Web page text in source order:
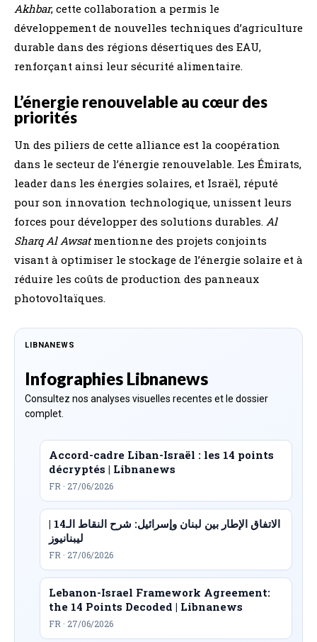
Akhbar, cette collaboration a permis le
développement de nouvelles techniques d’agriculture
durable dans des régions désertiques des EAU,
renforçant ainsi leur sécurité alimentaire.
L’énergie renouvelable au cœur des
priorités
Un des piliers de cette alliance est la coopération
dans le secteur de l’énergie renouvelable. Les Émirats,
leader dans les énergies solaires, et Israël, réputé
pour son innovation technologique, unissent leurs
forces pour développer des solutions durables. Al
Sharq Al Awsatmentionne des projets conjoints
visant à optimiser le stockage de l’énergie solaire et à
réduire les coûts de production des panneaux
photovoltaïques.
LIBNANEWS
Infographies Libnanews
Consultez nos analyses visuelles recentes et le dossier
complet.
Accord-cadre Liban-Israël : les 14 points
décryptés | Libnanews
FR · 27/06/2026
الاتفاق الإطار بين لبنان وإسرائيل: شرح النقاط الـ14 |
ليبنانيوز
FR · 27/06/2026
Lebanon-Israel Framework Agreement:
the 14 Points Decoded | Libnanews
FR · 27/06/2026